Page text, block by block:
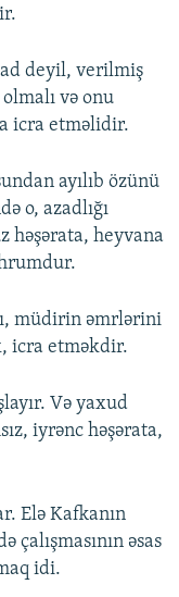
deyil, verilmiş
və onu
icra etməlidir.
ayılıb özünü
o, azadlığı
həşərata, heyvana
müdirin əmrlərini
icra etməkdir.
Və yaxud
iyrənc həşərata,
Elə Kafkanın
çalışmasının əsas
idi.